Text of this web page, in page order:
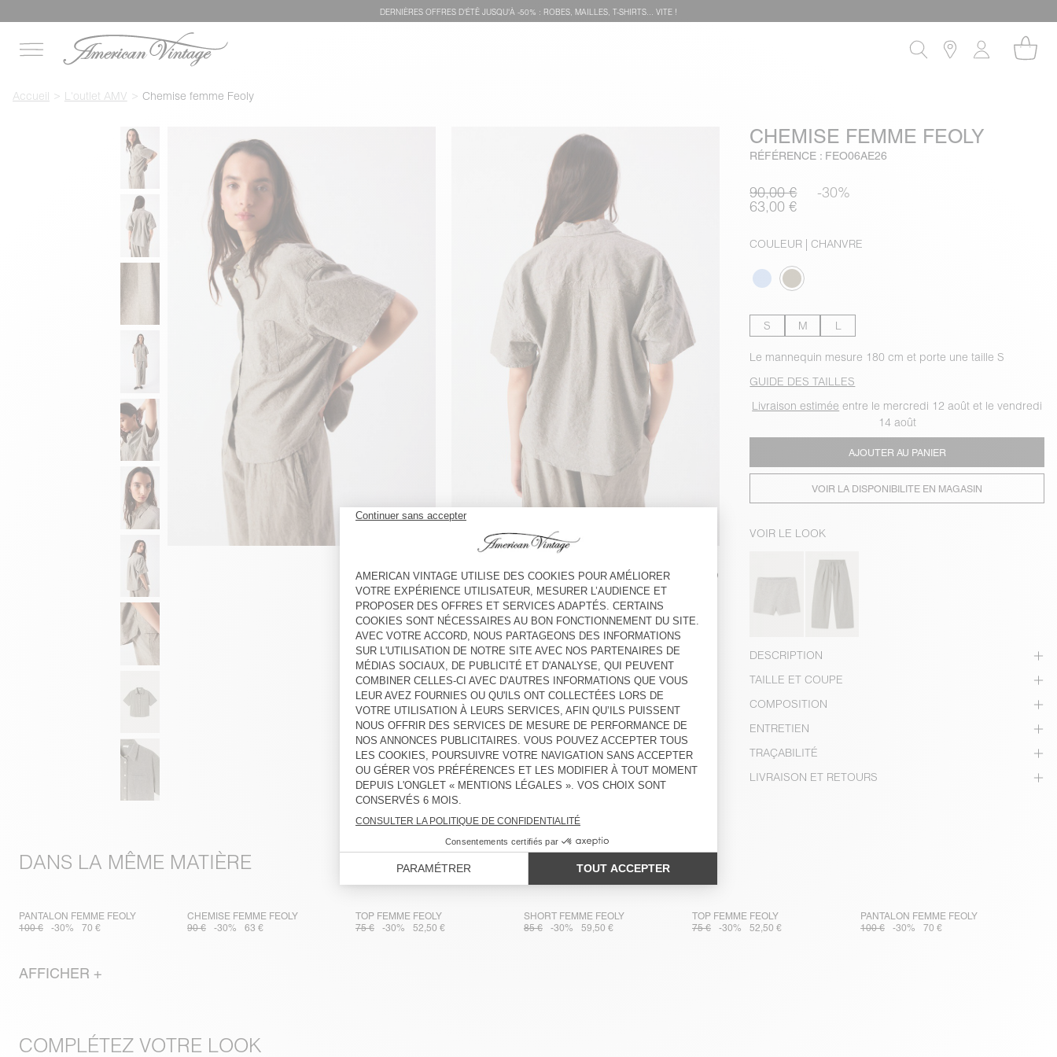
DERNIÈRES OFFRES D'ÉTÊ JUSQU'À -50% : ROBES, MAILLES, T-SHIRTS... VITE !
Accueil L'outlet AMV Chemise femme Feoly
CHEMISE FEMME FEOLY
RÉFÉRENCE : FEO06AE26
90,00 € -30%
63,00 €
COULEUR | CHANVRE
S M L
Le mannequin mesure 180 cm et porte une taille S
GUIDE DES TAILLES
Livraison estimée entre le mercredi 12 août et le vendredi
14 août
AJOUTER AU PANIER
VOIR LA DISPONIBILITE EN MAGASIN
VOIR LE LOOK
DESCRIPTION
TAILLE ET COUPE
COMPOSITION
ENTRETIEN
TRAÇABILITÉ
LIVRAISON ET RETOURS
DANS LA MÊME MATIÈRE
PANTALON FEMME FEOLY
100 €
-30% 70 €
CHEMISE FEMME FEOLY
90 €
-30% 63 €
TOP FEMME FEOLY
75 €
-30% 52,50 €
SHORT FEMME FEOLY
85 €
-30% 59,50 €
TOP FEMME FEOLY
75 €
-30% 52,50 €
PANTALON FEMME FEOLY
100 €
-30% 70 €
AFFICHER +
COMPLÉTEZ VOTRE LOOK